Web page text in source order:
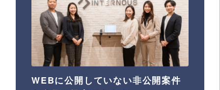
WEBに公開していない非公開案件